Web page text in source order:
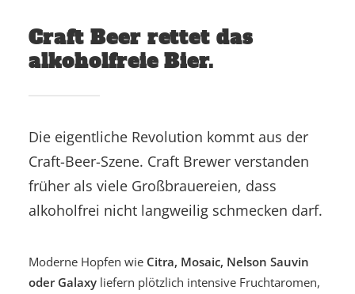
Craft Beer rettet das
alkoholfreie Bier.
Die eigentliche Revolution kommt aus der
Craft-Beer-Szene. Craft Brewer verstanden
früher als viele Großbrauereien, dass
alkoholfrei nicht langweilig schmecken darf.
Moderne Hopfen wie Citra, Mosaic, Nelson Sauvin
oder Galaxy liefern plötzlich intensive Fruchtaromen,